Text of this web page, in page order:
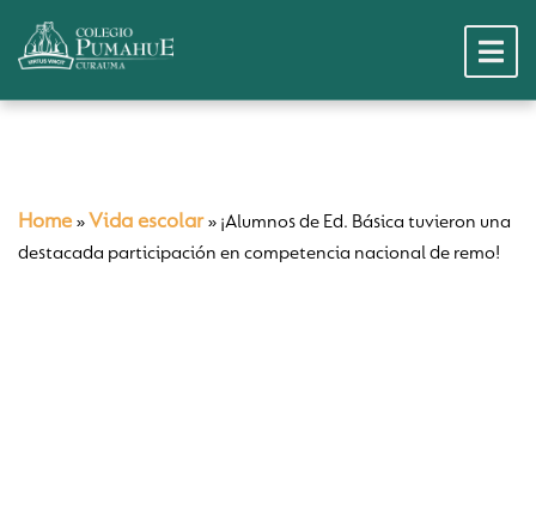
Home » Vida escolar» ¡Alumnos de Ed. Básica tuvieron una
destacada participación en competencia nacional de remo!